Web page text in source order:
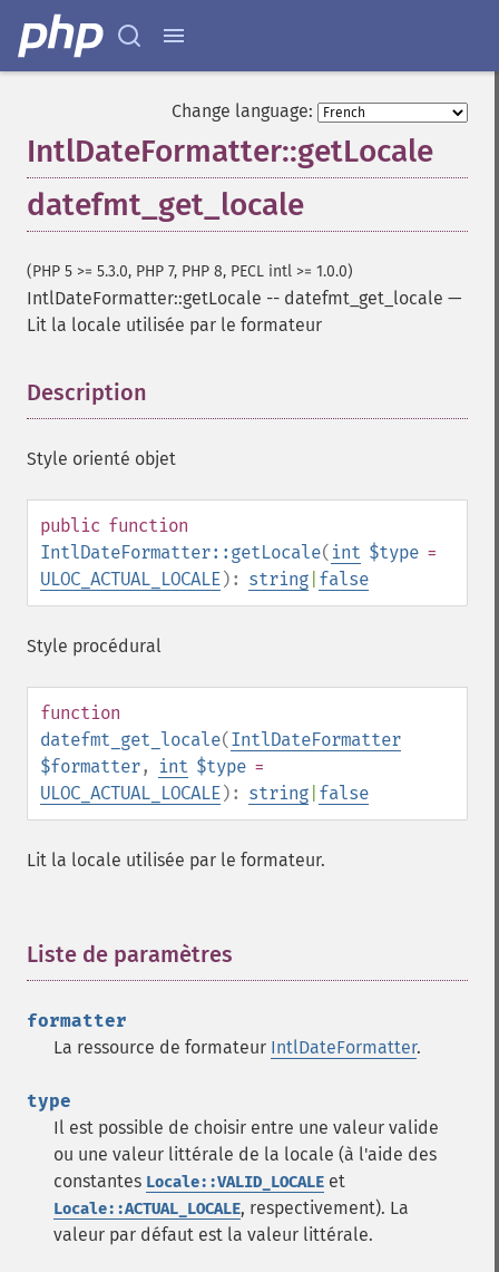
Change language:
IntlDateFormatter::getLocale
datefmt_get_locale
(PHP 5 >= 5.3.0, PHP 7, PHP 8, PECL intl >= 1.0.0)
IntlDateFormatter::getLocale -- datefmt_get_locale —
Lit la locale utilisée par le formateur
Description
Style orienté objet
public function
IntlDateFormatter::getLocale( int $type =
ULOC_ACTUAL_LOCALE): string false
Style procédural
function
datefmt_get_locale(IntlDateFormatter
$formatter, int $type =
ULOC_ACTUAL_LOCALE): string false
Lit la locale utilisée par le formateur.
Liste de paramètres
formatter
La ressource de formateur IntlDateFormatter.
type
Il est possible de choisir entre une valeur valide
ou une valeur littérale de la locale (à l'aide des
constantes Locale::VALID_LOCALE et
Locale::ACTUAL_LOCALE, respectivement). La
valeur par défaut est la valeur littérale.